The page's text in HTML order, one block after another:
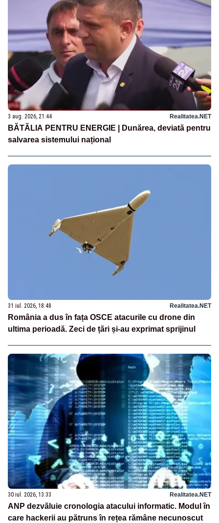
3 aug. 2026, 21:44 Realitatea.NET
BĂTĂLIA PENTRU ENERGIE | Dunărea, deviată pentru
salvarea sistemului național
31 iul. 2026, 18:48 Realitatea.NET
România a dus în fața OSCE atacurile cu drone din
ultima perioadă. Zeci de țări și-au exprimat sprijinul
30 iul. 2026, 13:33 Realitatea.NET
ANP dezvăluie cronologia atacului informatic. Modul în
care hackerii au pătruns în rețea rămâne necunoscut